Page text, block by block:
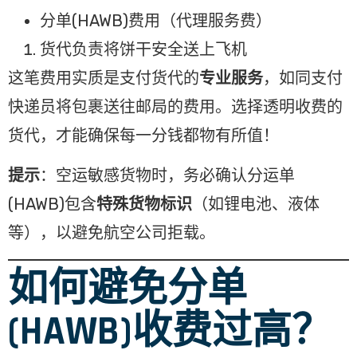
分单(HAWB)费用（代理服务费）
货代负责将饼干安全送上飞机
这笔费用实质是支付货代的专业服务，如同支付
快递员将包裹送往邮局的费用。选择透明收费的
货代，才能确保每一分钱都物有所值！
提示：空运敏感货物时，务必确认分运单
(HAWB)包含特殊货物标识 （如锂电池、液体
等），以避免航空公司拒载。
如何避免分单
(HAWB)收费过高？